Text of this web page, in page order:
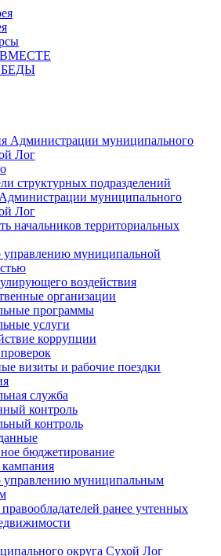
Администрации муниципального
Лог
структурных подразделений
муниципального
Лог
начальников территориальных
управлению муниципальной
воздействия
организации
программы
услуги
коррупции
визиты и рабочие поездки
служба
контроль
контроль
бюджетирование
управлению муниципальным
ранее учтенных
округа Сухой Лог